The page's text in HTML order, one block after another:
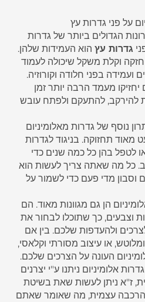
על פני גדרות עץ
הגדולים ביותר של גדרות
גדרות עץ הוא העמידות שלהן.
וקלת משקל שיכולה לעמוד
ועמידה בפני חלודה וקורוזיה.
מעמד הרבה יותר זמן
להירקב, להתעקם ולפתח עובש
נוסף של גדרות מאלומיניום
מאוד תחזוקה. בניגוד לגדרות
לטפל בהן כל כמה שנים כדי
כל מה שאתה צריך לעשות הוא
מדי פעם כדי לשמור על
הן גם מגוונות מאוד. הם
וצבעים, כך שתוכלו לבחור את
ולהעדפות שלכם. בין אם
או עיצוב מסורתי וקלאסי,
העונה על הצרכים שלכם.
אלומיניום ניתנו ע"י יצרנים
ז"א ניתן לעשות שאת בשיטת
עצמית, מה שאומר שאתם